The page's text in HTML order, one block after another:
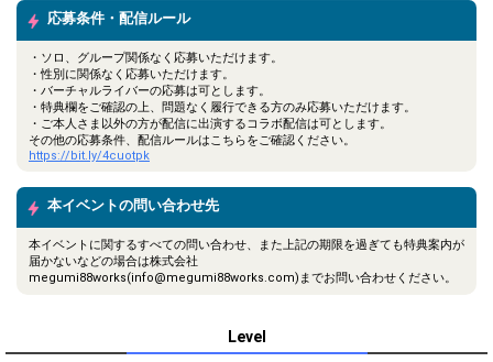
応募条件・配信ルール
・ソロ、グループ関係なく応募いただけます。
・性別に関係なく応募いただけます。
・バーチャルライバーの応募は可とします。
・特典欄をご確認の上、問題なく履行できる方のみ応募いただけます。
・ご本人さま以外の方が配信に出演するコラボ配信は可とします。
その他の応募条件、配信ルールはこちらをご確認ください。
https://bit.ly/4cuotpk
本イベントの問い合わせ先
本イベントに関するすべての問い合わせ、また上記の期限を過ぎても特典案内が
届かないなどの場合は株式会社
megumi88works(info@megumi88works.com)までお問い合わせください。
Level